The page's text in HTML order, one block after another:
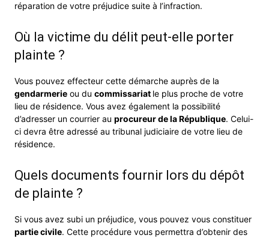
réparation de votre préjudice suite à l’infraction.
Où la victime du délit peut-elle porter
plainte ?
Vous pouvez effecteur cette démarche auprès de la
gendarmerie ou du commissariat le plus proche de votre
lieu de résidence. Vous avez également la possibilité
d’adresser un courrier au procureur de la République. Celui-
ci devra être adressé au tribunal judiciaire de votre lieu de
résidence.
Quels documents fournir lors du dépôt
de plainte ?
Si vous avez subi un préjudice, vous pouvez vous constituer
partie civile. Cette procédure vous permettra d’obtenir des